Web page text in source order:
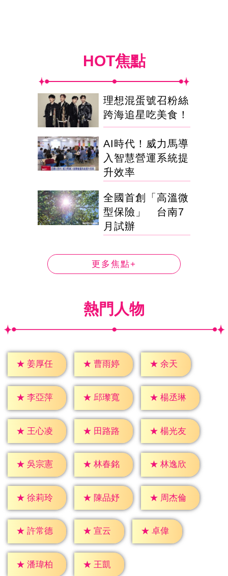
HOT焦點
理想混蛋號召粉絲
跨海追星吃美食！
AI時代！威力馬導
入智慧營運系統提
升效率
全國首創「高溫微
型保險」 台南7
月試辦
更多焦點+
熱門人物
★ 姜厚任 ★ 曹雨婷 ★ 余天
★ 李亞萍 ★ 邱瓈寬 ★ 楊丞琳
★ 王心凌 ★ 田路路 ★ 楊光友
★ 吳宗憲 ★ 林春銘 ★ 林逸欣
★ 徐莉玲 ★ 陳品妤 ★ 周杰倫
★ 許常德 ★ 宣云 ★ 卓偉
★ 潘瑋柏 ★ 王凱